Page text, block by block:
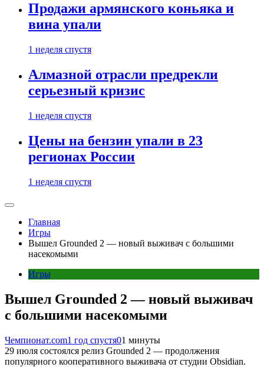
Продажи армянского коньяка и
вина упали
1 неделя спустя
Алмазной отрасли предрекли
серьезный кризис
1 неделя спустя
Цены на бензин упали в 23
регионах России
1 неделя спустя
Главная
Игры
Вышел Grounded 2 — новый выживач с большими
насекомыми
Игры
Вышел Grounded 2 — новый выживач
с большими насекомыми
Чемпионат.com1 год спустя01 минуты
29 июля состоялся релиз Grounded 2 — продолжения
популярного кооперативного выживача от студии Obsidian.